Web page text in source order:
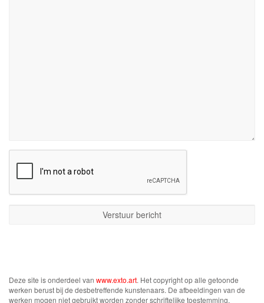
Deze site is onderdeel van www.exto.art. Het copyright op alle getoonde
werken berust bij de desbetreffende kunstenaars. De afbeeldingen van de
werken mogen niet gebruikt worden zonder schriftelijke toestemming.